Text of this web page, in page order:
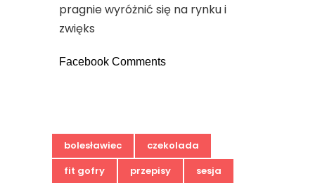
pragnie wyróżnić się na rynku i
zwięks
Facebook Comments
bolesławiec
czekolada
fit gofry
przepisy sesja